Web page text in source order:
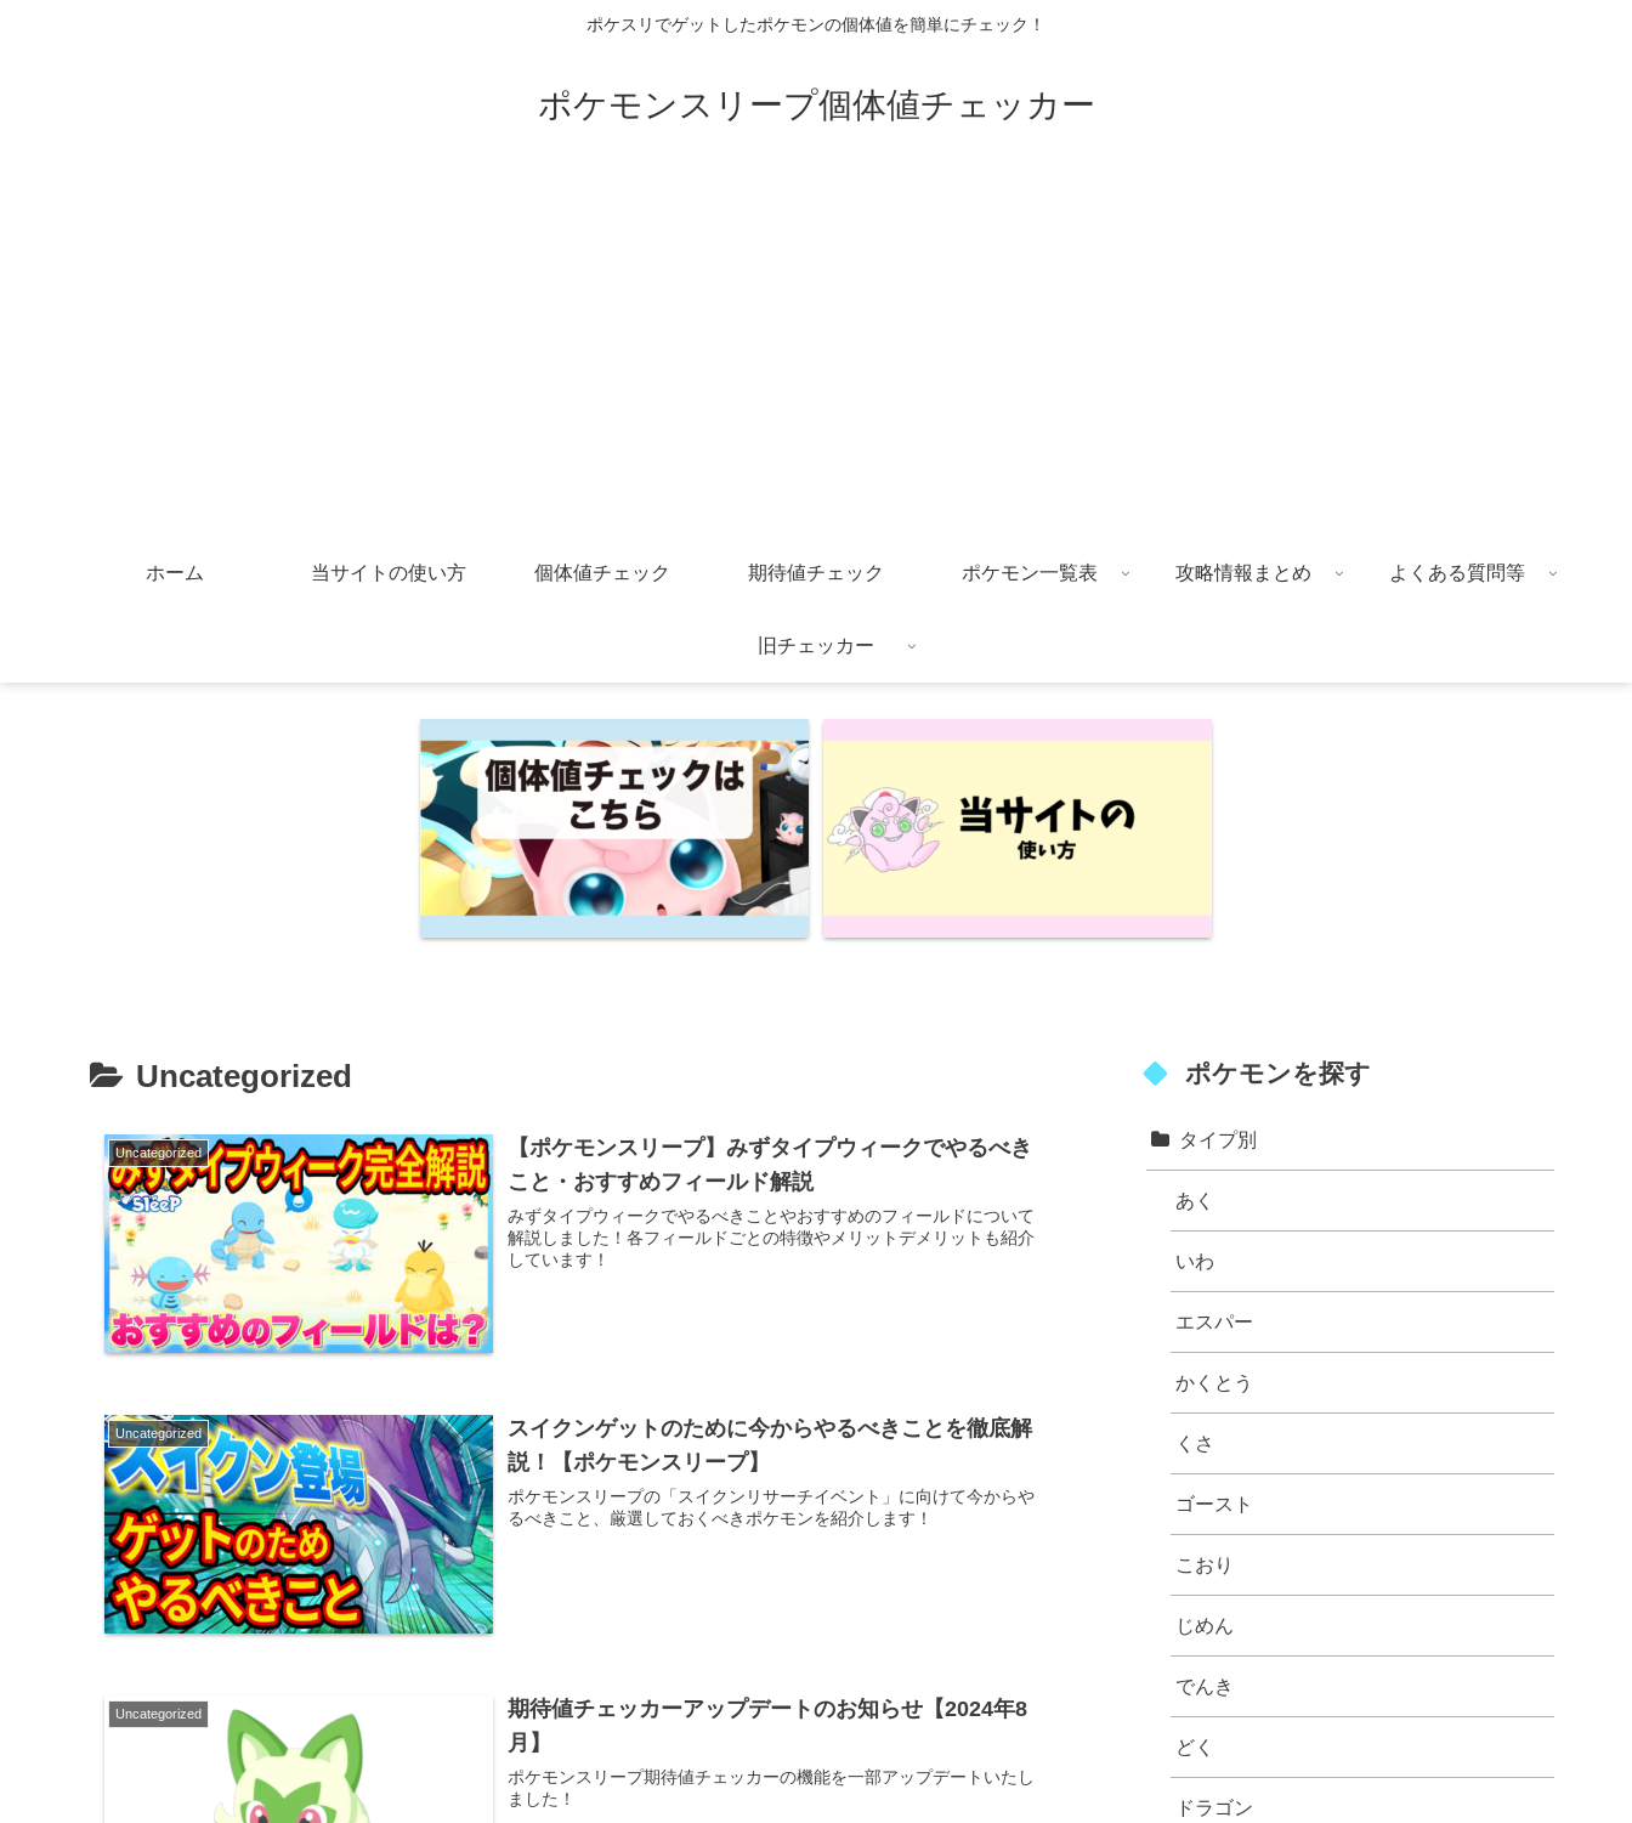
ポケスリでゲットしたポケモンの個体値を簡単にチェック！
ポケモンスリープ個体値チェッカー
ホーム 当サイトの使い方 個体値チェック 期待値チェック ポケモン一覧表 攻略情報まとめ よくある質問等
旧チェッカー
Uncategorized
Uncategorized
【ポケモンスリープ】みずタイプウィークでやるべき
こと・おすすめフィールド解説
みずタイプウィークでやるべきことやおすすめのフィールドについて
解説しました！各フィールドごとの特徴やメリットデメリットも紹介
しています！
Uncategorized
スイクンゲットのために今からやるべきことを徹底解
説！【ポケモンスリープ】
ポケモンスリープの「スイクンリサーチイベント」に向けて今からや
るべきこと、厳選しておくべきポケモンを紹介します！
Uncategorized
期待値チェッカーアップデートのお知らせ【2024年8
月】
ポケモンスリープ期待値チェッカーの機能を一部アップデートいたし
ました！
ポケモンを探す
タイプ別
あく
いわ
エスパー
かくとう
くさ
ゴースト
こおり
じめん
でんき
どく
ドラゴン